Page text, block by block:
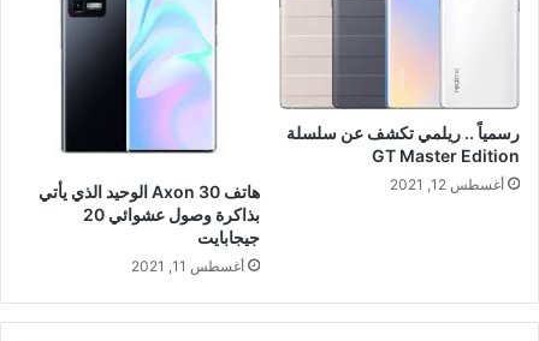
رسمياً .. ريلمي تكشف عن سلسلة
GT Master Edition
أغسطس 12, 2021
هاتف Axon 30 الوحيد الذي يأتي
بذاكرة وصول عشوائي 20
جيجابايت
أغسطس 11, 2021